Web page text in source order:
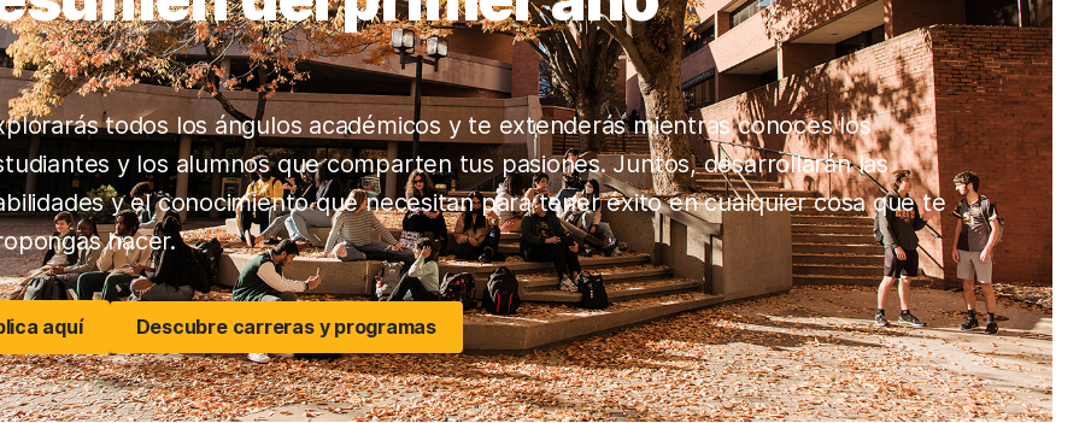
todos los ángulos académicos y te extenderás mientras conoces los
y los alumnos que comparten tus pasiones. Juntos, desarrollarán las
y el conocimiento que necesitan para tener éxito en cualquier cosa que te
hacer.
aquí Descubre carreras y programas